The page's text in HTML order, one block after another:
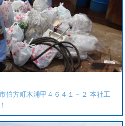
伯方町木浦甲４６４１－２ 本社工